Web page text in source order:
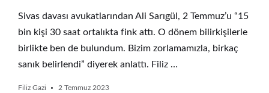
Sivas davası avukatlarından Ali Sarıgül, 2 Temmuz’u “15
bin kişi 30 saat ortalıkta fink attı. O dönem bilirkişilerle
birlikte ben de bulundum. Bizim zorlamamızla, birkaç
sanık belirlendi” diyerek anlattı. Filiz …
Filiz Gazi 2 Temmuz 2023